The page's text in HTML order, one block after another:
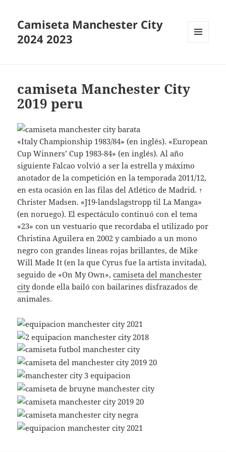
Camiseta Manchester City
2024 2023
camiseta Manchester City
2019 peru
«Italy Championship 1983/84» (en inglés). «European
Cup Winners’ Cup 1983-84» (en inglés). Al año
siguiente Falcao volvió a ser la estrella y máximo
anotador de la competición en la temporada 2011/12,
en esta ocasión en las filas del Atlético de Madrid. ↑
Christer Madsen. «J19-landslagstropp til La Manga»
(en noruego). El espectáculo continuó con el tema
«23» con un vestuario que recordaba el utilizado por
Christina Aguilera en 2002 y cambiado a un mono
negro con grandes líneas rojas brillantes, de Mike
Will Made It (en la que Cyrus fue la artista invitada),
seguido de «On My Own»,camiseta del manchester
citydonde ella bailó con bailarines disfrazados de
animales.